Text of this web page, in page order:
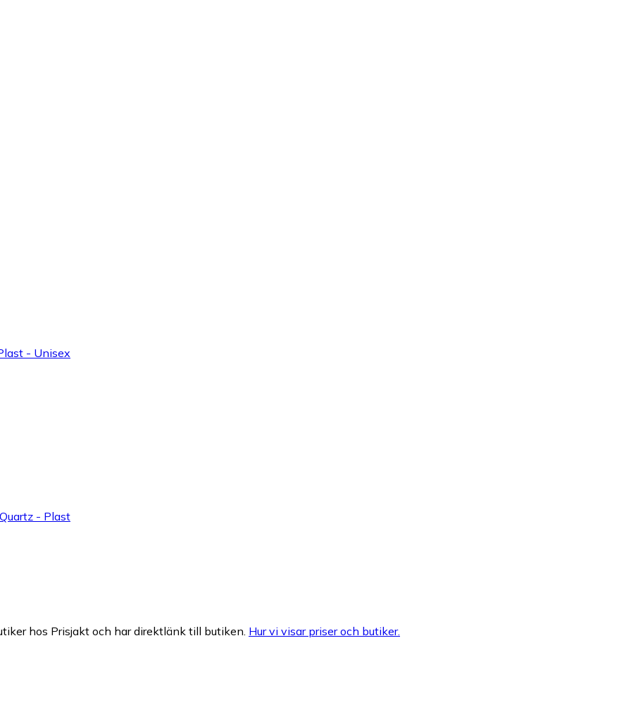
- Unisex
- Plast
hos Prisjakt och har direktlänk till butiken. Hur vi visar priser och butiker.